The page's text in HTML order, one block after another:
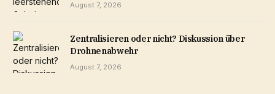
August 7, 2026
Zentralisieren oder nicht? Diskussion über
Drohnenabwehr
August 7, 2026